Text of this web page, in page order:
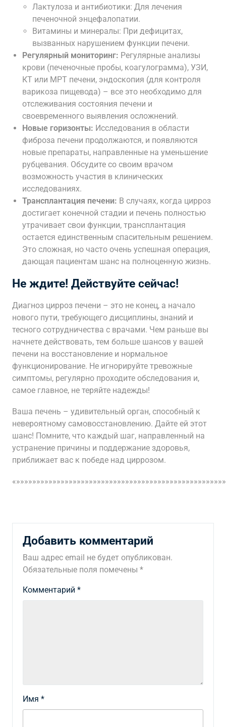
Лактулоза и антибиотики: Для лечения
печеночной энцефалопатии.
Витамины и минералы: При дефицитах,
вызванных нарушением функции печени.
Регулярный мониторинг: Регулярные анализы
крови (печеночные пробы, коагулограмма), УЗИ,
КТ или МРТ печени, эндоскопия (для контроля
варикоза пищевода) – все это необходимо для
отслеживания состояния печени и
своевременного выявления осложнений.
Новые горизонты: Исследования в области
фиброза печени продолжаются, и появляются
новые препараты, направленные на уменьшение
рубцевания. Обсудите со своим врачом
возможность участия в клинических
исследованиях.
Трансплантация печени: В случаях, когда цирроз
достигает конечной стадии и печень полностью
утрачивает свои функции, трансплантация
остается единственным спасительным решением.
Это сложная, но часто очень успешная операция,
дающая пациентам шанс на полноценную жизнь.
Не ждите! Действуйте сейчас!
Диагноз цирроз печени – это не конец, а начало
нового пути, требующего дисциплины, знаний и
тесного сотрудничества с врачами. Чем раньше вы
начнете действовать, тем больше шансов у вашей
печени на восстановление и нормальное
функционирование. Не игнорируйте тревожные
симптомы, регулярно проходите обследования и,
самое главное, не теряйте надежды!
Ваша печень – удивительный орган, способный к
невероятному самовосстановлению. Дайте ей этот
шанс! Помните, что каждый шаг, направленный на
устранение причины и поддержание здоровья,
приближает вас к победе над циррозом.
Добавить комментарий
Ваш адрес email не будет опубликован.
Обязательные поля помечены *
Комментарий *
Имя *